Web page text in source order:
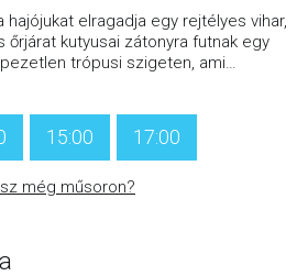
hajójukat elragadja egy rejtélyes vihar,
őrjárat kutyusai zátonyra futnak egy
trópusi szigeten, ami…
15:00 17:00
még műsoron?